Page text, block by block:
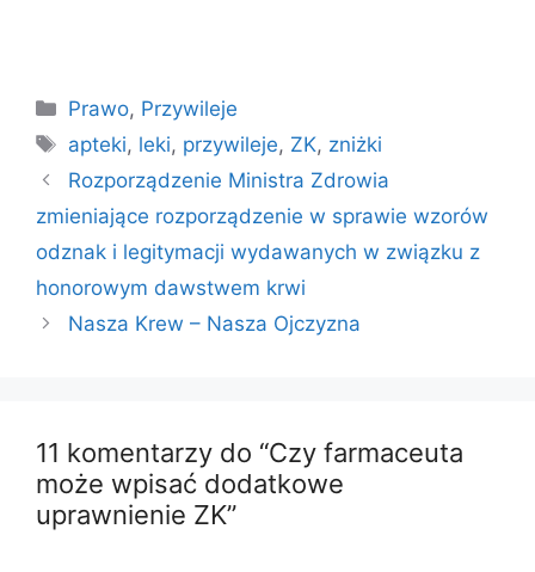
Kategorie
Prawo, Przywileje
Tagi
apteki, leki, przywileje, ZK, zniżki
Rozporządzenie Ministra Zdrowia
zmieniające rozporządzenie w sprawie wzorów
odznak i legitymacji wydawanych w związku z
honorowym dawstwem krwi
Nasza Krew – Nasza Ojczyzna
11 komentarzy do “Czy farmaceuta
może wpisać dodatkowe
uprawnienie ZK”